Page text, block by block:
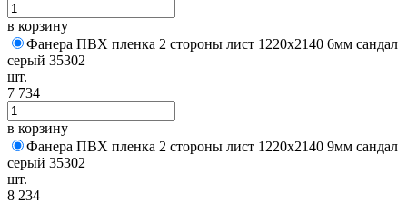
в корзину
Фанера ПВХ пленка 2 стороны лист 1220х2140 6мм сандал
серый 35302
шт.
7 734
в корзину
Фанера ПВХ пленка 2 стороны лист 1220х2140 9мм сандал
серый 35302
шт.
8 234